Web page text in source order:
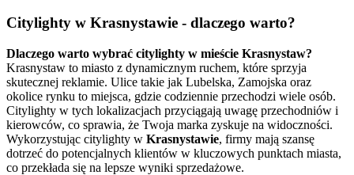
Citylighty w Krasnystawie - dlaczego warto?
Dlaczego warto wybrać citylighty w mieście Krasnystaw?
Krasnystaw to miasto z dynamicznym ruchem, które sprzyja
skutecznej reklamie. Ulice takie jak Lubelska, Zamojska oraz
okolice rynku to miejsca, gdzie codziennie przechodzi wiele osób.
Citylighty w tych lokalizacjach przyciągają uwagę przechodniów i
kierowców, co sprawia, że Twoja marka zyskuje na widoczności.
Wykorzystując citylighty w Krasnystawie, firmy mają szansę
dotrzeć do potencjalnych klientów w kluczowych punktach miasta,
co przekłada się na lepsze wyniki sprzedażowe.